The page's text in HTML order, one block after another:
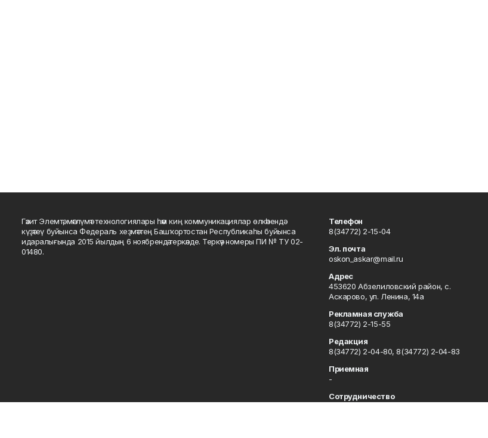
Гәзит Элемтә, мәғлүмәт технологиялары һәм киң коммуникациялар өлкәһендә
күҙәтеү буйынса Федераль хеҙмәттең Башҡортостан Республикаһы буйынса
идаралығында 2015 йылдың 6 ноябрендә теркәлде. Теркәү номеры ПИ № ТУ 02-
01480.
Телефон
8(34772) 2-15-04
Эл. почта
oskon_askar@mail.ru
Адрес
453620 Абзелиловский район, с.
Аскарово, ул. Ленина, 14а
Рекламная служба
8(34772) 2-15-55
Редакция
8(34772) 2-04-80, 8(34772) 2-04-83
Приемная
-
Сотрудничество